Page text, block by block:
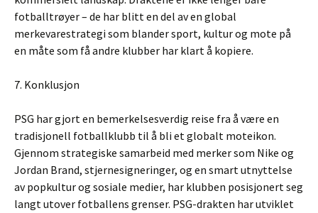
fotballtrøyer – de har blitt en del av en global
merkevarestrategi som blander sport, kultur og mote på
en måte som få andre klubber har klart å kopiere.
7. Konklusjon
PSG har gjort en bemerkelsesverdig reise fra å være en
tradisjonell fotballklubb til å bli et globalt moteikon.
Gjennom strategiske samarbeid med merker som Nike og
Jordan Brand, stjernesigneringer, og en smart utnyttelse
av popkultur og sosiale medier, har klubben posisjonert seg
langt utover fotballens grenser. PSG-drakten har utviklet